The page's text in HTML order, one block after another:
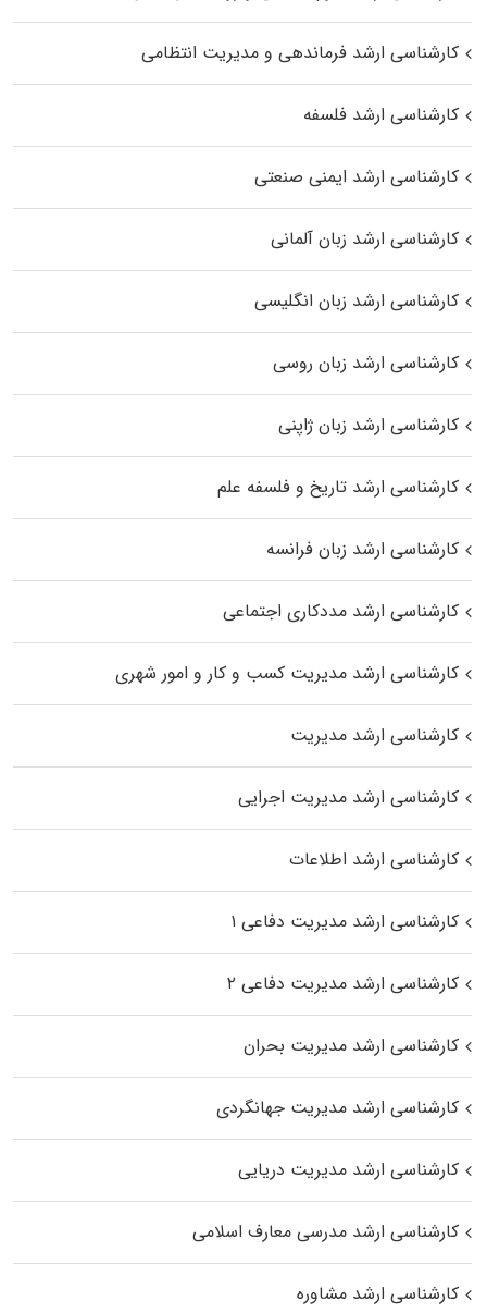
کارشناسی ارشد فرماندهی و مدیریت انتظامی
کارشناسی ارشد فلسفه
کارشناسی ارشد ایمنی صنعتی
کارشناسی ارشد زبان آلمانی
کارشناسی ارشد زبان انگلیسی
کارشناسی ارشد زبان روسی
کارشناسی ارشد زبان ژاپنی
کارشناسی ارشد تاریخ و فلسفه علم
کارشناسی ارشد زبان فرانسه
کارشناسی ارشد مددکاری اجتماعی
کارشناسی ارشد مدیریت کسب و کار و امور شهری
کارشناسی ارشد مدیریت
کارشناسی ارشد مدیریت اجرایی
کارشناسی ارشد اطلاعات
کارشناسی ارشد مدیریت دفاعی ۱
کارشناسی ارشد مدیریت دفاعی ۲
کارشناسی ارشد مدیریت بحران
کارشناسی ارشد مدیریت جهانگردی
کارشناسی ارشد مدیریت دریایی
کارشناسی ارشد مدرسی معارف اسلامی
کارشناسی ارشد مشاوره